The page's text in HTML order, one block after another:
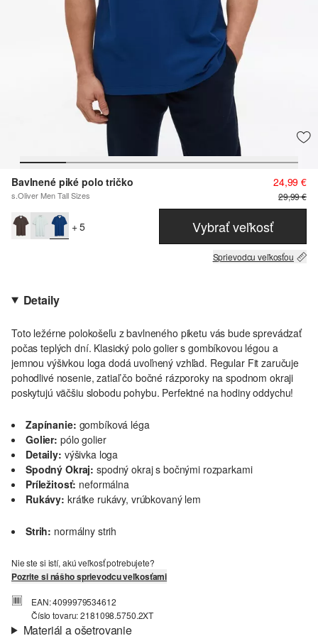
Bavlnené piké polo tričko
s.Oliver Men Tall Sizes
24,99 €
29,99 €
+ 5 Vybrať veľkosť
Sprievodcu veľkosťou
Detaily
Toto ležérne polokošeľu z bavlneného piketu vás bude sprevádzať
počas teplých dní. Klasický polo golier s gombíkovou légou a
jemnou výšivkou loga dodá uvoľnený vzhľad. Regular Fit zaručuje
pohodlivé nosenie, zatiaľ čo bočné rázporoky na spodnom okraji
poskytujú väčšiu slobodu pohybu. Perfektné na hodiny oddychu!
Zapínanie: gombíková léga
Golier: pólo golier
Detaily: výšivka loga
Spodný Okraj: spodný okraj s bočnými rozparkami
Príležitosť: neformálna
Rukávy: krátke rukávy, vrúbkovaný lem
Strih: normálny strih
Nie ste si istí, akú veľkosť potrebujete?
Pozrite si nášho sprievodcu veľkosťami
EAN: 4099979534612
Číslo tovaru: 2181098.5750.2XT
Materiál a ošetrovanie